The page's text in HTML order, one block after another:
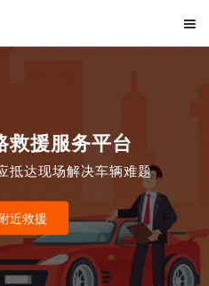

救援服务平台
抵达现场解决车辆难题
近救援